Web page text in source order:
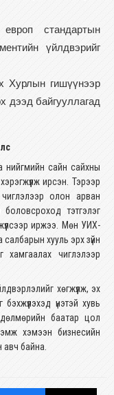
стандартын
үйлдвэрийг
Хурлын гишүүнээр
дээд байгууллагад
нийгмийн сайн сайхны
ирсэн. Тэрээр
чиглэлээр олон арван
боловсроход тэтгэлэг
иржээ. Мөн УИХ-
хууль эрх зүйн
хамгаалах чиглэлээр
хөгжүүлж, эх
үнэтэй хувь
баатар цол
хэмээн бизнесийн
авч байна.